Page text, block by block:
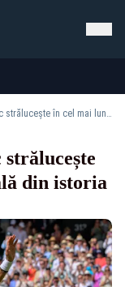
Wimbledon 2026: Djokovic strălucește în cel mai lung sfert de finală din istoria turneului
din istoria